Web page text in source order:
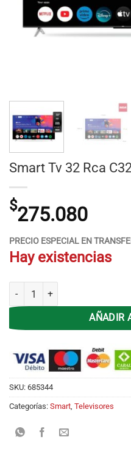
Smart Tv 32 Rca
$275.080
PRECIO ESPECIAL EN
Hay existencias
Smart Tv 32 Rca C32GL100-F
AÑADIR
SKU: 685344
Categorías: Smart Televisores